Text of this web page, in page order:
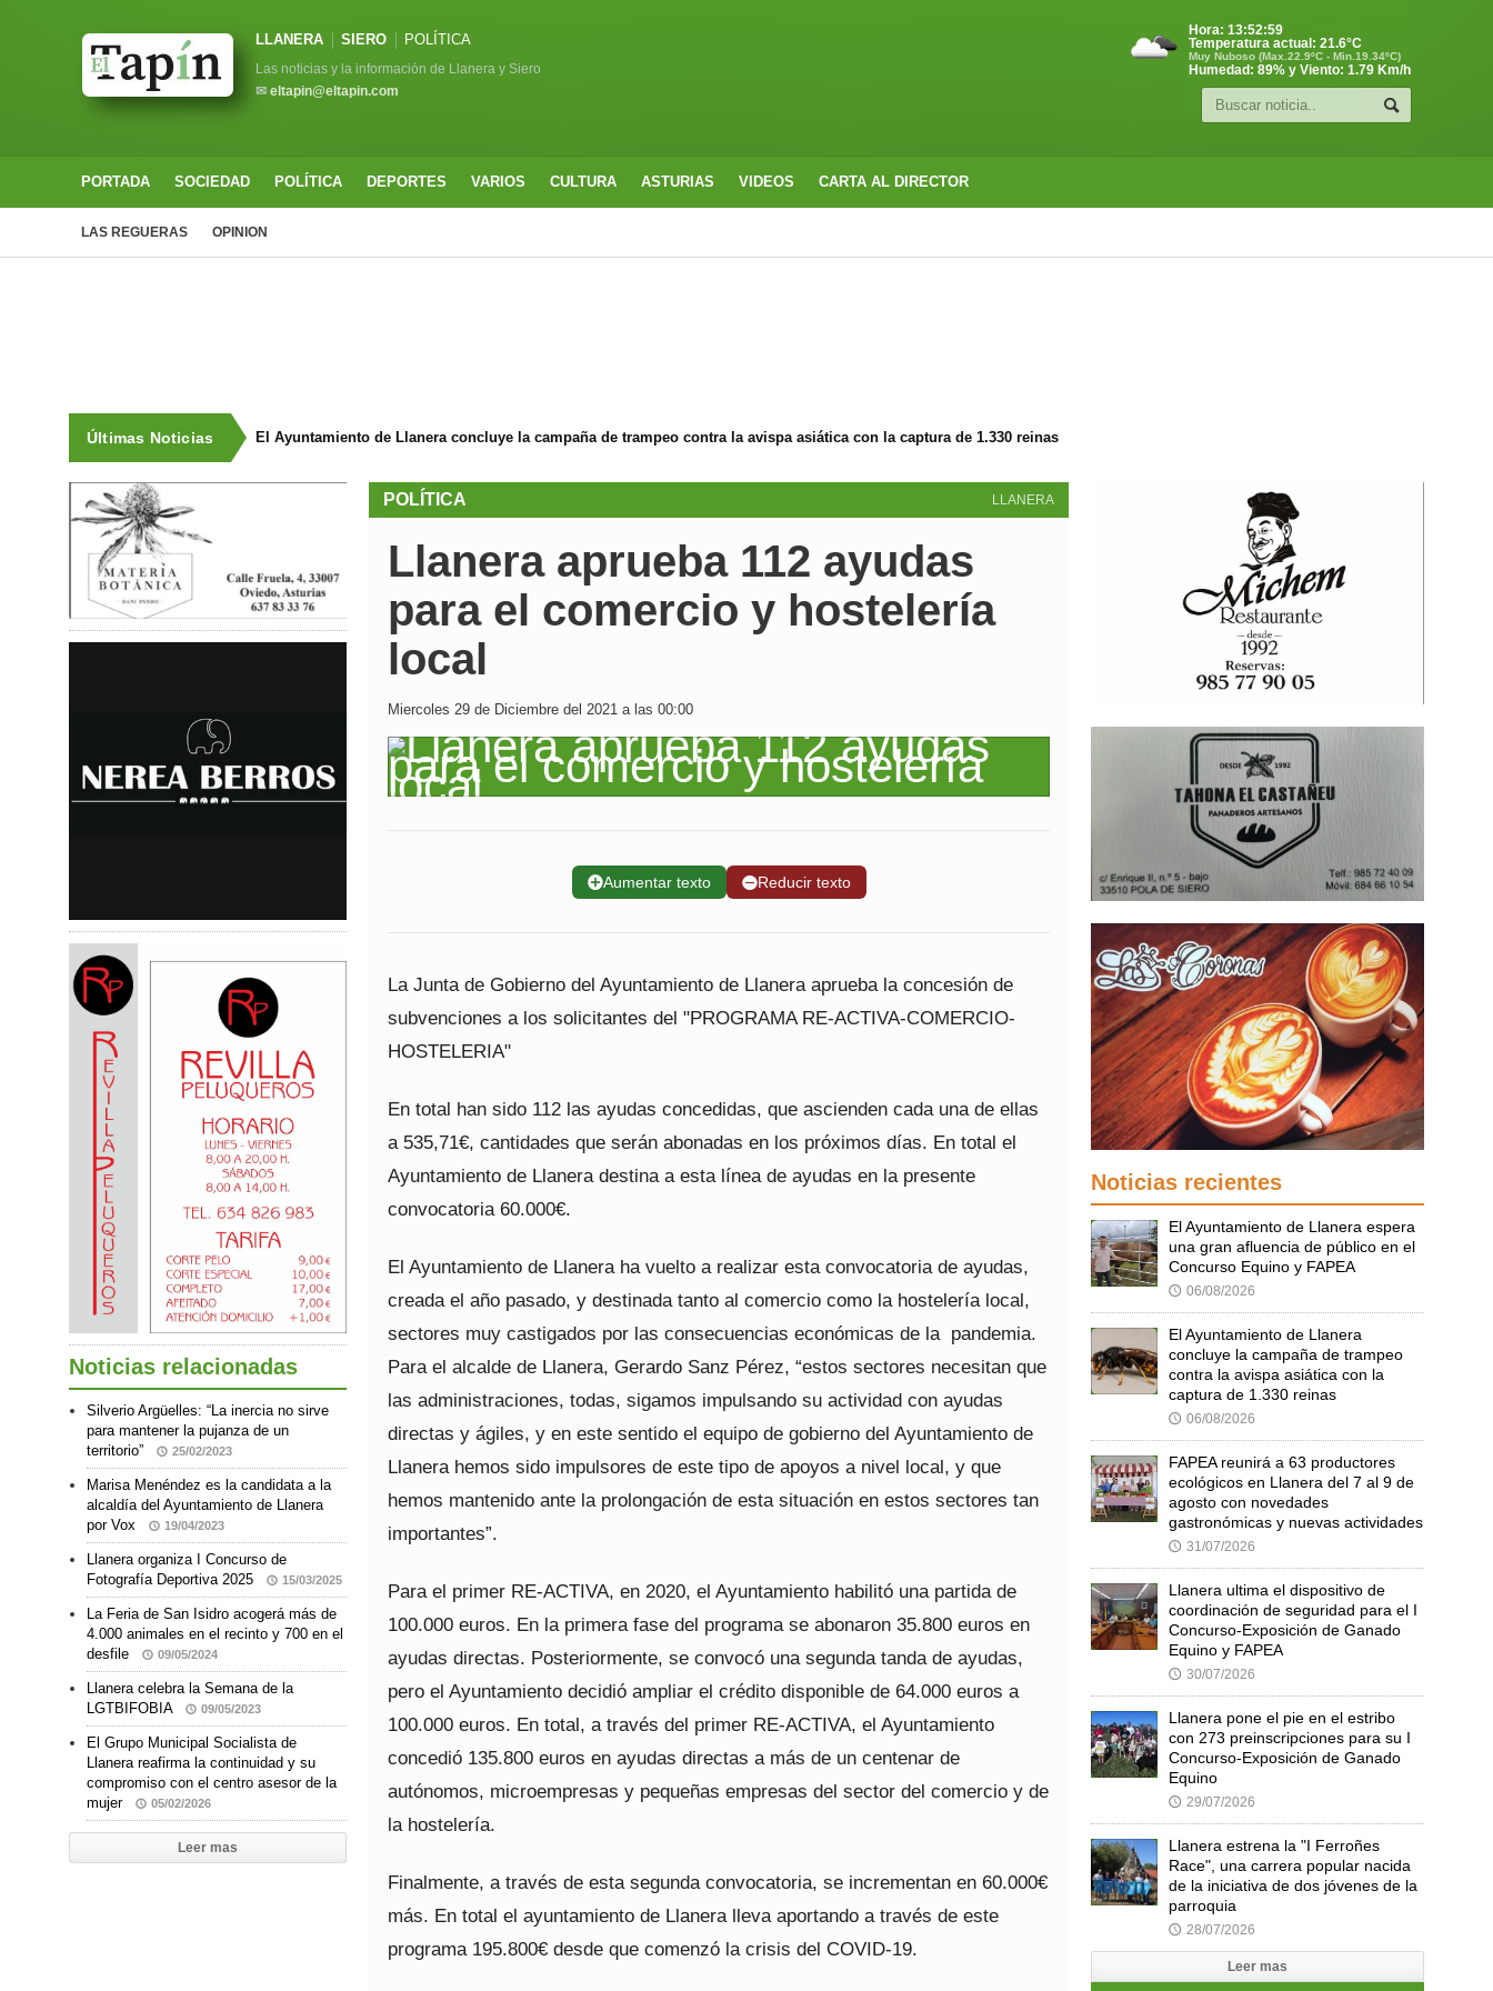
LLANERA SIERO POLÍTICA
Las noticias y la información de Llanera y Siero
✉ eltapin@eltapin.com
Hora: 13:53:00
Temperatura actual: 21.6°C
Muy Nuboso (Max.22.9ºC - Min.19.34ºC)
Humedad: 89% y Viento: 1.79 Km/h
PORTADA SOCIEDAD POLÍTICA DEPORTES VARIOS CULTURA ASTURIAS VIDEOS CARTA AL DIRECTOR
LAS REGUERAS OPINION
Últimas Noticias El Ayuntamiento de Llanera concluye la campaña de trampeo contra la avispa asiática con la captura de 1.330 reinas
LLANERA
POLÍTICA
Llanera aprueba 112 ayudas
para el comercio y hostelería
local
Miercoles 29 de Diciembre del 2021 a las 00:00
➕Aumentar texto ➖Reducir texto
La Junta de Gobierno del Ayuntamiento de Llanera aprueba la concesión de
subvenciones a los solicitantes del "PROGRAMA RE-ACTIVA-COMERCIO-
HOSTELERIA"
En total han sido 112 las ayudas concedidas, que ascienden cada una de ellas
a 535,71€, cantidades que serán abonadas en los próximos días. En total el
Ayuntamiento de Llanera destina a esta línea de ayudas en la presente
convocatoria 60.000€.
El Ayuntamiento de Llanera ha vuelto a realizar esta convocatoria de ayudas,
creada el año pasado, y destinada tanto al comercio como la hostelería local,
sectores muy castigados por las consecuencias económicas de la pandemia.
Para el alcalde de Llanera, Gerardo Sanz Pérez, “estos sectores necesitan que
las administraciones, todas, sigamos impulsando su actividad con ayudas
directas y ágiles, y en este sentido el equipo de gobierno del Ayuntamiento de
Llanera hemos sido impulsores de este tipo de apoyos a nivel local, y que
hemos mantenido ante la prolongación de esta situación en estos sectores tan
importantes”.
Para el primer RE-ACTIVA, en 2020, el Ayuntamiento habilitó una partida de
100.000 euros. En la primera fase del programa se abonaron 35.800 euros en
ayudas directas. Posteriormente, se convocó una segunda tanda de ayudas,
pero el Ayuntamiento decidió ampliar el crédito disponible de 64.000 euros a
100.000 euros. En total, a través del primer RE-ACTIVA, el Ayuntamiento
concedió 135.800 euros en ayudas directas a más de un centenar de
autónomos, microempresas y pequeñas empresas del sector del comercio y de
la hostelería.
Finalmente, a través de esta segunda convocatoria, se incrementan en 60.000€
más. En total el ayuntamiento de Llanera lleva aportando a través de este
programa 195.800€ desde que comenzó la crisis del COVID-19.
Noticias relacionadas
Silverio Argüelles: “La inercia no sirve
para mantener la pujanza de un
territorio”
25/02/2023
Marisa Menéndez es la candidata a la
alcaldía del Ayuntamiento de Llanera
por Vox
19/04/2023
Llanera organiza I Concurso de
Fotografía Deportiva 2025
15/03/2025
La Feria de San Isidro acogerá más de
4.000 animales en el recinto y 700 en el
desfile
09/05/2024
Llanera celebra la Semana de la
LGTBIFOBIA
09/05/2023
El Grupo Municipal Socialista de
Llanera reafirma la continuidad y su
compromiso con el centro asesor de la
mujer
05/02/2026
Leer mas
Noticias recientes
El Ayuntamiento de Llanera espera
una gran afluencia de público en el
Concurso Equino y FAPEA
🕔 06/08/2026
El Ayuntamiento de Llanera
concluye la campaña de trampeo
contra la avispa asiática con la
captura de 1.330 reinas
🕔 06/08/2026
FAPEA reunirá a 63 productores
ecológicos en Llanera del 7 al 9 de
agosto con novedades
gastronómicas y nuevas actividades
🕔 31/07/2026
Llanera ultima el dispositivo de
coordinación de seguridad para el I
Concurso-Exposición de Ganado
Equino y FAPEA
🕔 30/07/2026
Llanera pone el pie en el estribo
con 273 preinscripciones para su I
Concurso-Exposición de Ganado
Equino
🕔 29/07/2026
Llanera estrena la "I Ferroñes
Race", una carrera popular nacida
de la iniciativa de dos jóvenes de la
parroquia
🕔 28/07/2026
Leer mas